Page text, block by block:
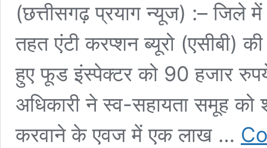
(छत्तीसगढ़ प्रयाग न्यूज) :– जिले
तहत एंटी करप्शन ब्यूरो (एसीबी)
हुए फूड इंस्पेक्टर को 90 हजार
अधिकारी ने स्व-सहायता समूह
करवाने के एवज में एक लाख …